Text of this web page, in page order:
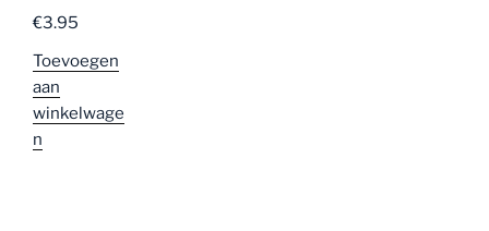
€3.95
Toevoegen
aan
winkelwage
n